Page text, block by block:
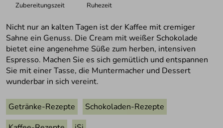
Zubereitungszeit Ruhezeit
Nicht nur an kalten Tagen ist der Kaffee mit cremiger
Sahne ein Genuss. Die Cream mit weißer Schokolade
bietet eine angenehme Süße zum herben, intensiven
Espresso. Machen Sie es sich gemütlich und entspannen
Sie mit einer Tasse, die Muntermacher und Dessert
wunderbar in sich vereint.
Getränke-Rezepte
Schokoladen-Rezepte